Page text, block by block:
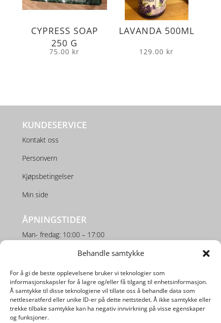
Behandle samtykke
For å gi de beste opplevelsene bruker vi teknologier som
informasjonskapsler for å lagre og/eller få tilgang til enhetsinformasjon.
Å samtykke til disse teknologiene vil tillate oss å behandle data som
nettleseratferd eller unike ID-er på dette nettstedet. Å ikke samtykke eller
trekke tilbake samtykke kan ha negativ innvirkning på visse egenskaper
og funksjoner.
CYPRESS SOAP
250 G
75.00 kr
LAVANDA 500ML
129.00 kr
KUNDESERVICE
Kontakt oss
Personvern
Kjøpsbetingelser
Min side
ÅPNINGSTIDER
Man- fredag: 10:00 – 17:00
Lørdag: 10:00 – 16:00
SOSIALE MEDIER